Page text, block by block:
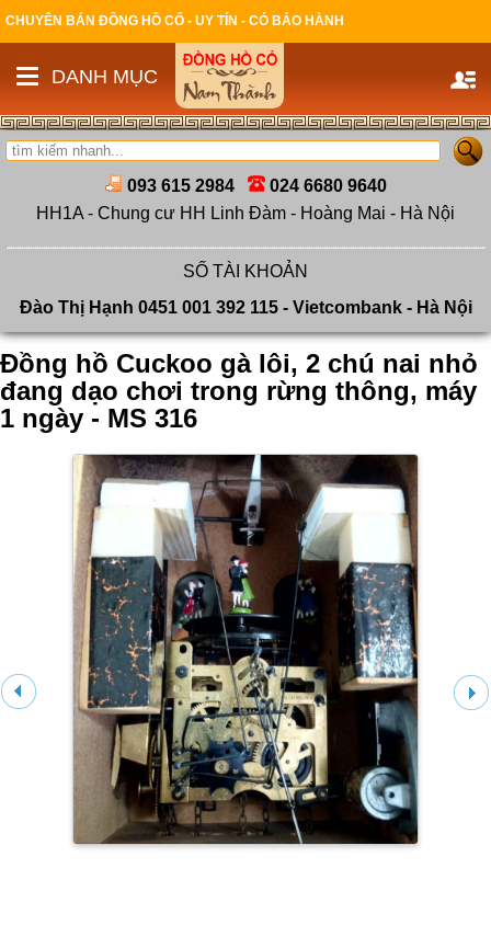
CHUYÊN BÁN ĐỒNG HỒ CỔ - UY TÍN - CÓ BẢO HÀNH
DANH MỤC
093 615 2984
024 6680 9640
HH1A - Chung cư HH Linh Đàm - Hoàng Mai - Hà Nội
SỐ TÀI KHOẢN
Đào Thị Hạnh 0451 001 392 115 - Vietcombank - Hà Nội
Đồng hồ Cuckoo gà lôi, 2 chú nai nhỏ
đang dạo chơi trong rừng thông, máy
1 ngày - MS 316